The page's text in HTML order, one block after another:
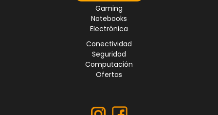
Gaming
Notebooks
Electrónica
Conectividad
Seguridad
Computación
Ofertas